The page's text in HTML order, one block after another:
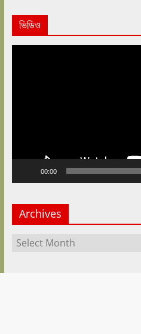
ভিডিও
00:00
Archives
Archives